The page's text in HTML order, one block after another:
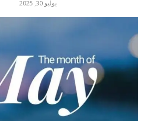
يوليو 30, 2025